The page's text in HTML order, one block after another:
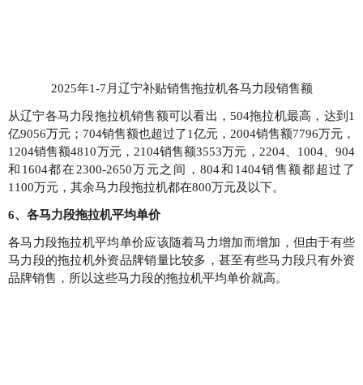
2025年1-7月辽宁补贴销售拖拉机各马力段销售额
从辽宁各马力段拖拉机销售额可以看出，504拖拉机最高，达到1
亿9056万元；704销售额也超过了1亿元，2004销售额7796万元，
1204销售额4810万元，2104销售额3553万元，2204、1004、904
和1604都在2300-2650万元之间，804和1404销售额都超过了
1100万元，其余马力段拖拉机都在800万元及以下。
6、各马力段拖拉机平均单价
各马力段拖拉机平均单价应该随着马力增加而增加，但由于有些
马力段的拖拉机外资品牌销量比较多，甚至有些马力段只有外资
品牌销售，所以这些马力段的拖拉机平均单价就高。